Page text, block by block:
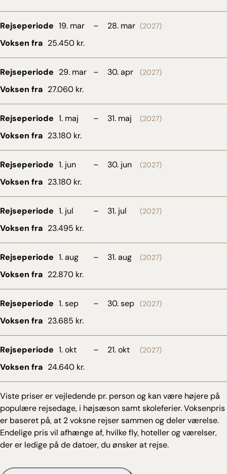
Rejseperiode 19. mar – 28. mar (2027)
Voksen fra 25.450 kr.
Rejseperiode 29. mar – 30. apr (2027)
Voksen fra 27.060 kr.
Rejseperiode 1. maj – 31. maj (2027)
Voksen fra 23.180 kr.
Rejseperiode 1. jun – 30. jun (2027)
Voksen fra 23.180 kr.
Rejseperiode 1. jul – 31. jul (2027)
Voksen fra 23.495 kr.
Rejseperiode 1. aug – 31. aug (2027)
Voksen fra 22.870 kr.
Rejseperiode 1. sep – 30. sep (2027)
Voksen fra 23.685 kr.
Rejseperiode 1. okt – 21. okt (2027)
Voksen fra 24.640 kr.
Viste priser er vejledende pr. person og kan være højere på
populære rejsedage, i højsæson samt skoleferier. Voksenpris
er baseret på, at 2 voksne rejser sammen og deler værelse.
Endelige pris vil afhænge af, hvilke fly, hoteller og værelser,
der er ledige på de datoer, du ønsker at rejse.